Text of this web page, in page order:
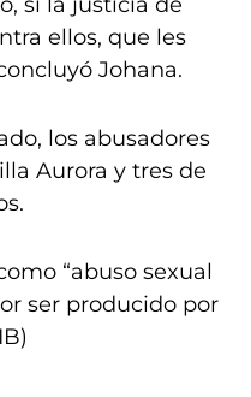
ellos, que les
Johana.
los abusadores
Aurora y tres de
“abuso sexual
ser producido por